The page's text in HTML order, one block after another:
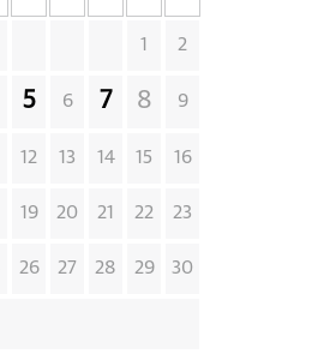
1 2
5 6 7 8 9
12 13 14 15 16
19 20 21 22 23
26 27 28 29 30